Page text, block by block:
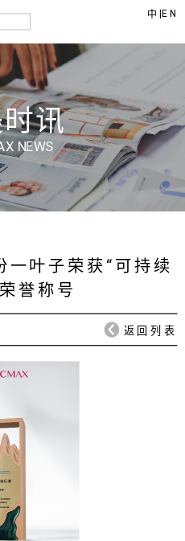
中 |EN
讯
NEWS
一叶子荣获“可持续
誉称号
返回列表